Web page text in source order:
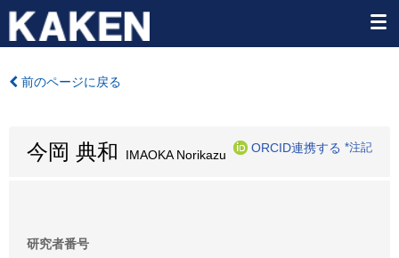
前のページに戻る
今岡 典和 IMAOKA Norikazu
ORCID連携する *注記
研究者番号